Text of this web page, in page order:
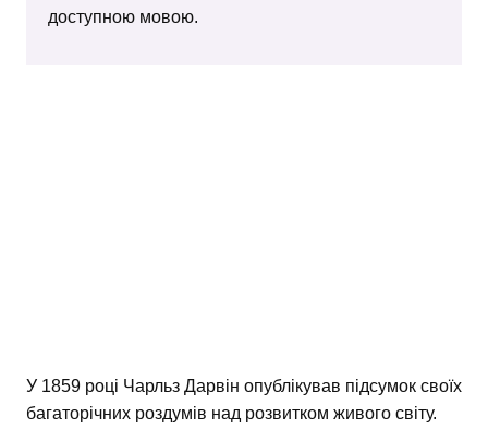
доступною мовою.
У 1859 році Чарльз Дарвін опублікував підсумок своїх
багаторічних роздумів над розвитком живого світу.